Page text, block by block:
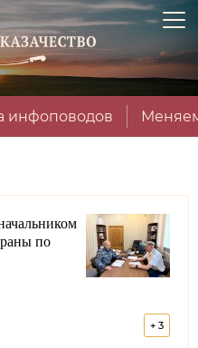
инфоповодов
по
+ 3